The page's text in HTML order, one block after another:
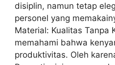
disiplin, namun tetap
personel yang
Material: Kualitas Tanpa
memahami bahwa
produktivitas. Oleh